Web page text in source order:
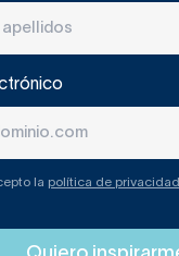
la política de privacidad